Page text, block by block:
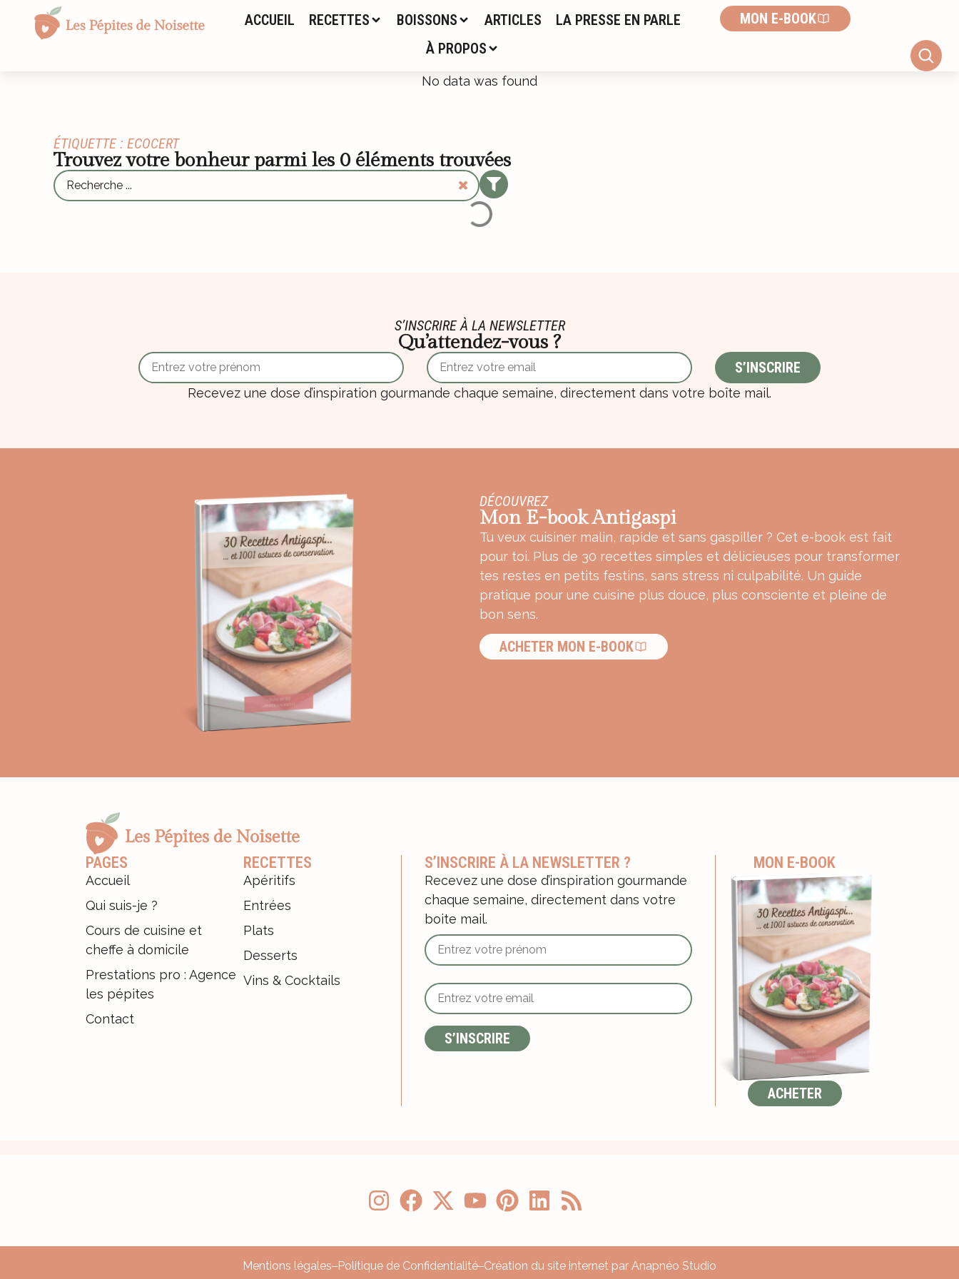
ACCUEIL RECETTES BOISSONS ARTICLES
LA PRESSE EN PARLE
À PROPOS
MON E-BOOK
No data was found
ÉTIQUETTE : ECOCERT
Trouvez votre bonheur parmi les 0éléments trouvées
S’INSCRIRE À LA NEWSLETTER
Qu’attendez-vous ?
Recevez une dose d’inspiration gourmande chaque semaine, directement dans votre boîte mail.
DÉCOUVREZ
Mon E-book Antigaspi
Tu veux cuisiner malin, rapide et sans gaspiller ? Cet e-book est fait
pour toi. Plus de 30 recettes simples et délicieuses pour transformer
tes restes en petits festins, sans stress ni culpabilité. Un guide
pratique pour une cuisine plus douce, plus consciente et pleine de
bon sens.
ACHETER MON E-BOOK
PAGES
Accueil
Qui suis-je ?
Cours de cuisine et
cheffe à domicile
Prestations pro : Agence
les pépites
Contact
RECETTES
Apéritifs
Entrées
Plats
Desserts
Vins & Cocktails
S’INSCRIRE À LA NEWSLETTER ?
Recevez une dose d’inspiration gourmande
chaque semaine, directement dans votre
boite mail.
MON E-BOOK
ACHETER
Mentions légales Politique de Confidentialité Création du site internet par Anapnéo Studio